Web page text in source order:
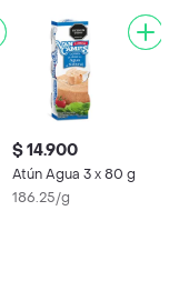
$ 14.900
Atún Agua 3 x 80 g
186.25/g